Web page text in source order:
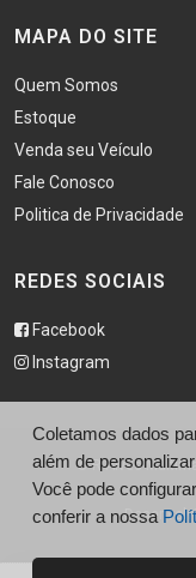
MAPA DO SITE
Quem Somos
Estoque
Venda seu Veículo
Fale Conosco
Politica de Privacidade
REDES SOCIAIS
Facebook
Instagram
© R Alves
Coletamos dados
além de
Você pode
conferir a nossa